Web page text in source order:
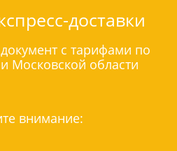
доставки
с тарифами по
Московской области
внимание: